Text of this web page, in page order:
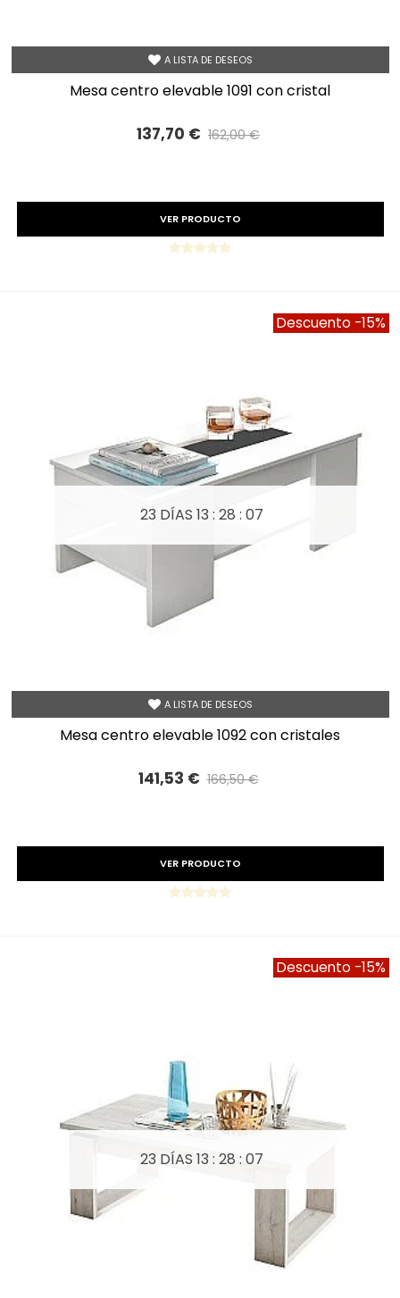
A LISTA DE DESEOS
mesa centro elevable 1091 con cristal
137,70 € 162,00 €
VER PRODUCTO
Descuento -15%
A LISTA DE DESEOS
23 DÍAS 13 : 28 : 05
mesa centro elevable 1092 con cristales
141,53 € 166,50 €
VER PRODUCTO
Descuento -15%
23 DÍAS 13 : 28 : 05